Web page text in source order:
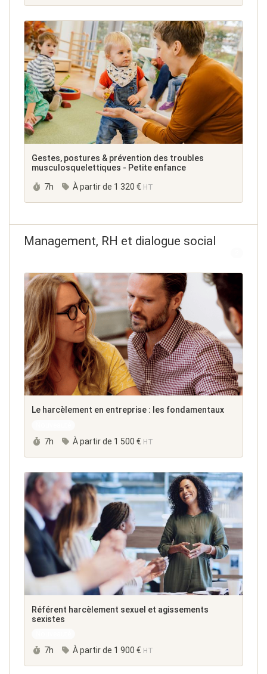
Gestes, postures & prévention des troubles
musculosquelettiques - Petite enfance
Durée :
7h À partir de 1 320 € HT
Management, RH et dialogue social
Le harcèlement en entreprise : les fondamentaux
Durée :
7h À partir de 1 500 € HT
Référent harcèlement sexuel et agissements
sexistes
Durée :
7h À partir de 1 900 € HT